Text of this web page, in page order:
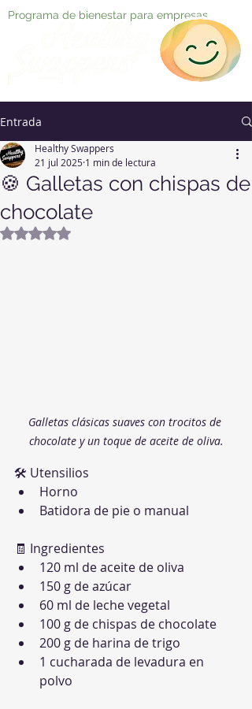
Programa de bienestar para empresas
Entrada
🍪 Galletas con chispas de
chocolate
Healthy Swappers
21 jul 2025 1 min de lectura
Obtuvo NaN de 5 estrellas.
Galletas clásicas suaves con trocitos de
chocolate y un toque de aceite de oliva.
🛠 Utensilios
Horno
Batidora de pie o manual
🧾 Ingredientes
120 ml de aceite de oliva
150 g de azúcar
60 ml de leche vegetal
100 g de chispas de chocolate
200 g de harina de trigo
1 cucharada de levadura en
polvo